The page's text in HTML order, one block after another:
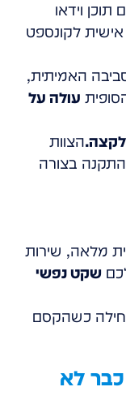
תוכן וידאו
לקונספט
האמיתית,
עולה על
הצוות
בצורה
מלאה, שירות
שקט נפשי
כשהקסם
לא